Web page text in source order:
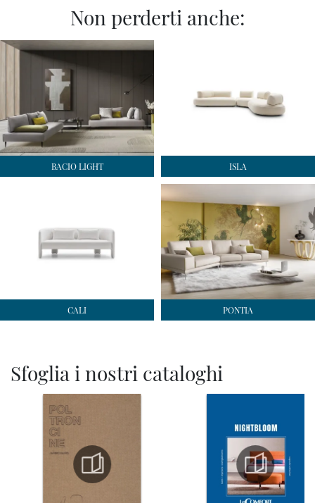
Non perderti anche:
BACIO LIGHT ISLA
CALI PONTIA
Sfoglia i nostri cataloghi